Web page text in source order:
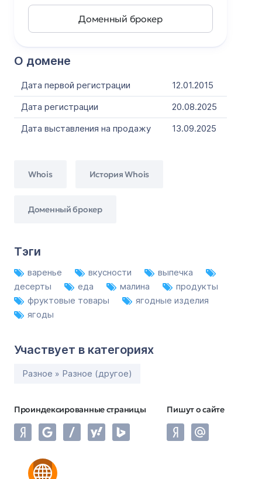
О домене
Дата первой регистрации
12.01.2015
Дата регистрации
20.08.2025
Дата выставления на продажу
13.09.2025
Whois История Whois
Доменный брокер
Тэги
варенье вкусности
выпечка
десерты
еда малина
продукты
фруктовые товары
ягодные изделия
ягоды
Участвует в категориях
Разное » Разное (другое)
Проиндексированные страницы Пишут о сайте
Доменный брокер